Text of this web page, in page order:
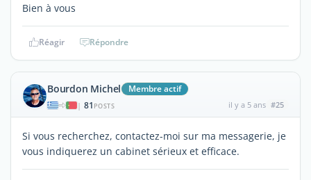
Bien à vous
Réagir Répondre
Bourdon Michel Membre actif
| 81 POSTS il y a 5 ans #25
Si vous recherchez, contactez-moi sur ma messagerie, je
vous indiquerez un cabinet sérieux et efficace.